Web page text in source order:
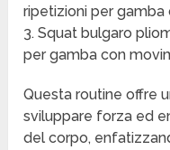
ripetizioni per gamba
3. Squat bulgaro
per gamba con
Questa routine offre
sviluppare forza ed
del corpo,